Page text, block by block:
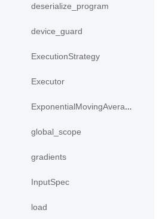
deserialize_program
device_guard
ExecutionStrategy
Executor
ExponentialMovingAverage
global_scope
gradients
InputSpec
load